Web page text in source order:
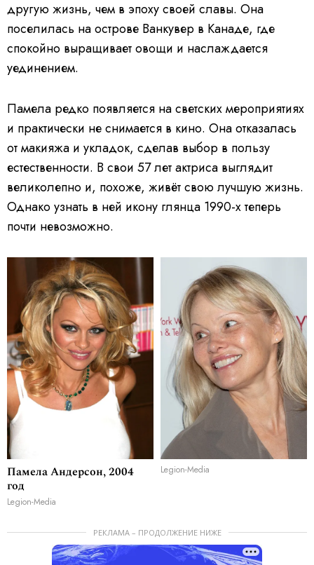
другую жизнь, чем в эпоху своей славы. Она
поселилась на острове Ванкувер в Канаде, где
спокойно выращивает овощи и наслаждается
уединением.
Памела редко появляется на светских мероприятиях
и практически не снимается в кино. Она отказалась
от макияжа и укладок, сделав выбор в пользу
естественности. В свои 57 лет актриса выглядит
великолепно и, похоже, живёт свою лучшую жизнь.
Однако узнать в ней икону глянца 1990-х теперь
почти невозможно.
Памела Андерсон, 2004
год
Legion-Media
Legion-Media
РЕКЛАМА – ПРОДОЛЖЕНИЕ НИЖЕ